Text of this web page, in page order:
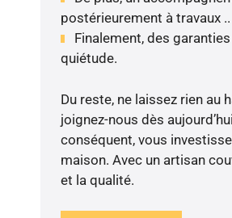
postérieurement à travaux ..
Finalement, des
quiétude.
Du reste, ne laissez rien au
joignez-nous dès
conséquent, vous
maison. Avec un artisan
et la qualité.